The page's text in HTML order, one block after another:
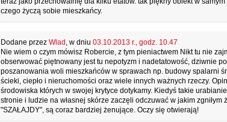
czego życzą sobie mieszkańcy.
Dodane przez Wlad , w dniu 03.10.2013 r., godz. 10.47
Nie wiem o czym mówisz Robercie, z tym pieniactwem Nikt tu nie
obserwować piętnowany jest tu nepotyzm i nadetatowość, dziwnie
poszanowania woli mieszkańców w sprawach np. budowy spalarni
ścieki, ciepło i nieruchomości oraz wiele innych ważnych rzeczy.
środowiska których w swojej krytyce dotykamy. Kiedyś takie
stronie i ludzie na własnej skórze zaczęli odczuwać w jakim
"SZAŁAJDY", są coraz bardziej żenujące. Oczy się otwierają!